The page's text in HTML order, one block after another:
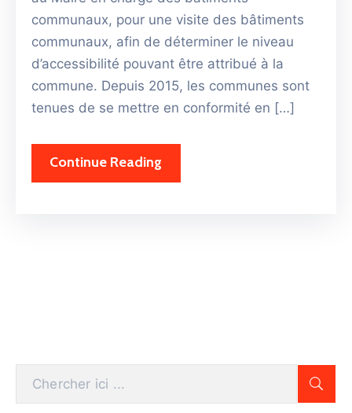
communaux, pour une visite des bâtiments
communaux, afin de déterminer le niveau
d’accessibilité pouvant être attribué à la
commune. Depuis 2015, les communes sont
tenues de se mettre en conformité en […]
Continue Reading